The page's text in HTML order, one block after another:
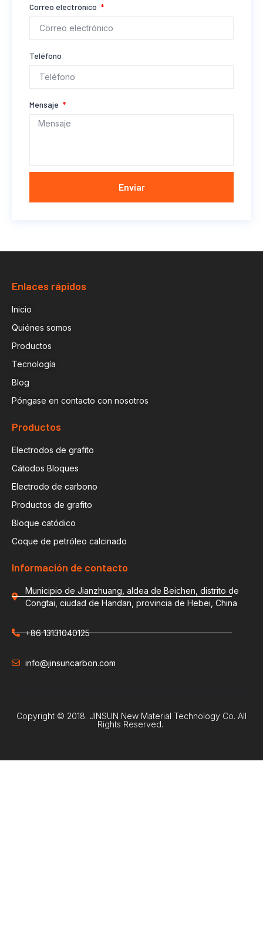
Correo electrónico
Teléfono
Mensaje
Enviar
Enlaces rápidos
Inicio
Quiénes somos
Productos
Tecnología
Blog
Póngase en contacto con nosotros
Productos
Electrodos de grafito
Cátodos Bloques
Electrodo de carbono
Productos de grafito
Bloque catódico
Coque de petróleo calcinado
Información de contacto
Municipio de Jianzhuang, aldea de Beichen, distrito de
Congtai, ciudad de Handan, provincia de Hebei, China
+86 13131040125
info@jinsuncarbon.com
Copyright © 2018. JINSUN New Material Technology Co. All
Rights Reserved.